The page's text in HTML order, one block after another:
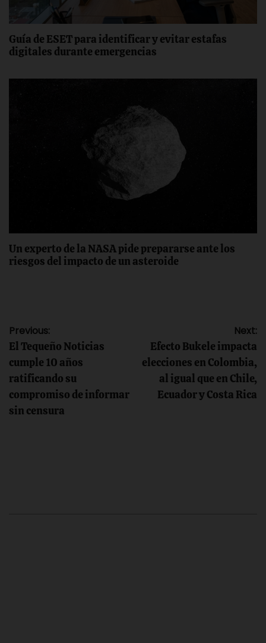
Guía de ESET para identificar y evitar estafas
digitales durante emergencias
Un experto de la NASA pide prepararse ante los
riesgos del impacto de un asteroide
Navegación
de
entradas
Previous:
El Tequeño Noticias
cumple 10 años
ratificando su
compromiso de informar
sin censura
Next:
Efecto Bukele impacta
elecciones en Colombia,
al igual que en Chile,
Ecuador y Costa Rica